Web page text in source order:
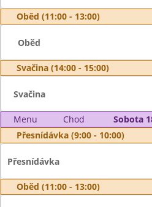
Oběd (11:00 - 13:00)
Oběd
Svačina (14:00 - 15:00)
Svačina
Menu Chod
Sobota
Přesnídávka (9:00 - 10:00)
Přesnídávka
Oběd (11:00 - 13:00)